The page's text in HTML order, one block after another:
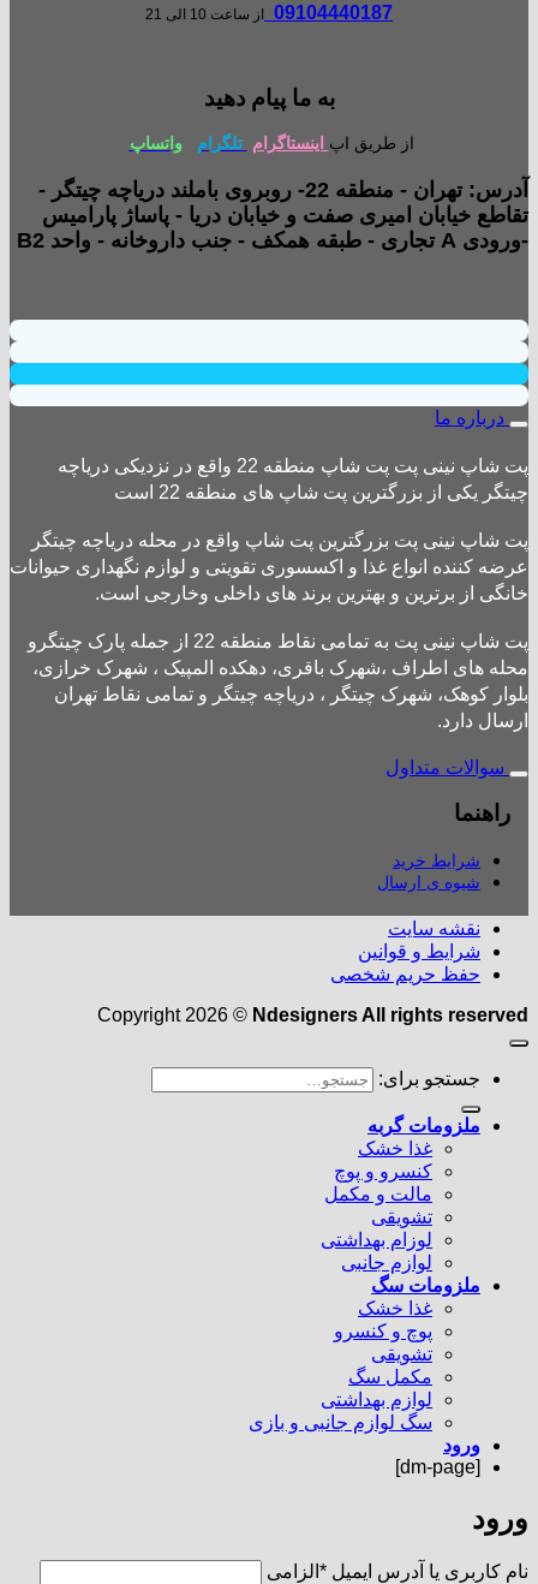
09104440187 از ساعت 10 الی 21
به ما پیام دهید
از طریق اپ اینستاگرام تلگرام واتساپ
آدرس: تهران - منطقه 22- روبروی باملند دریاچه چیتگر -
تقاطع خیابان امیری صفت و خیابان دریا - پاساژ پارامیس
-ورودی A تجاری - طبقه همکف - جنب داروخانه - واحد B2
درباره ما
پت شاپ نینی پت پت شاپ منطقه 22 واقع در نزدیکی دریاچه
چیتگر یکی از بزرگترین پت شاپ های منطقه 22 است
پت شاپ نینی پت بزرگترین پت شاپ واقع در محله دریاچه چیتگر
عرضه کننده انواع غذا و اکسسوری تقویتی و لوازم نگهداری حیوانات
خانگی از برترین و بهترین برند های داخلی وخارجی است.
پت شاپ نینی پت به تمامی نقاط منطقه 22 از جمله پارک چیتگرو
محله های اطراف ،شهرک باقری، دهکده المپیک ، شهرک خرازی،
بلوار کوهک، شهرک چیتگر ، دریاچه چیتگر و تمامی نقاط تهران
ارسال دارد.
سوالات متداول
راهنما
شرایط خرید
شیوه ی ارسال
نقشه سایت
شرایط و قوانین
حفظ حریم شخصی
Copyright 2026 © Ndesigners All rights reserved
جستجو برای:
ملزومات گربه
غذا خشک
کنسرو و پوچ
مالت و مکمل
تشویقی
لوزام بهداشتی
لوازم جانبی
ملزومات سگ
غذا خشک
پوچ و کنسرو
تشویقی
مکمل سگ
لوازم بهداشتی
سگ لوازم جانبی و بازی
ورود
[dm-page]
ورود
نام کاربری یا آدرس ایمیل * الزامی